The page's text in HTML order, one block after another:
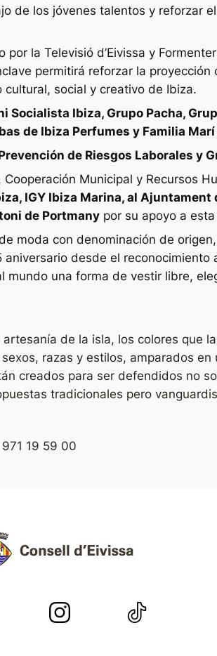
de los jóvenes talentos y reforzar
la Televisió d’Eivissa y
permitirá reforzar la
social y creativo de Ibiza.
Socialista Ibiza, Grupo Pacha,
de Ibiza Perfumes y Familia
de Riesgos Laborales y
Municipal y Recursos
IGY Ibiza Marina, al Ajuntament
de Portmany por su apoyo a
moda con denominación de
desde el
una forma de vestir libre,
de la isla, los colores que
razas y estilos, amparados
creados para ser defendidos no
tradicionales pero
19 59 00